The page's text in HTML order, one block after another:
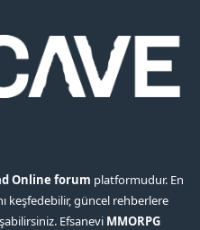
Online forum platformudur. En
keşfedebilir, güncel rehberlere
Efsanevi MMORPG